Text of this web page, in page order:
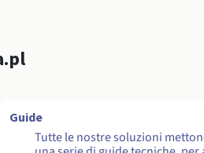
Guide
Tutte le nostre soluzioni